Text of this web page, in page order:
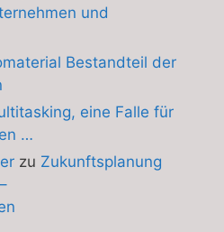
und
Bestandteil der
eine Falle für
…
zu Zukunftsplanung